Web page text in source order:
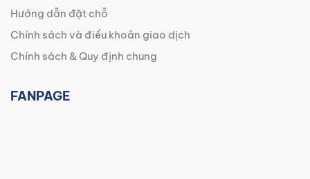
Hướng dẫn đặt chỗ
Chính sách và điều khoản giao dịch
Chính sách & Quy định chung
FANPAGE